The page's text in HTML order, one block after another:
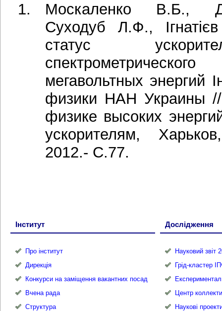
Москаленко В.Б.,
Суходуб Л.Ф.,
статус
мегавольтных энергий
физики НАН Украины
физике высоких
ускорителям,
2012.- C.77.
Інститут
Про інститут
Дирекція
Конкурси на заміщення вакантних посад
Вчена рада
Структура
Дослідження
Науковий звіт
Грід-кластер
Центр
Наукові